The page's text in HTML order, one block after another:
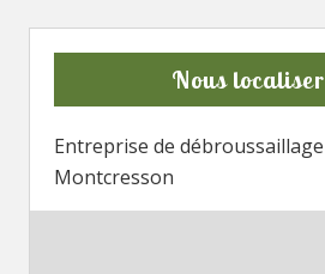
Nous localiser
Entreprise de débroussaillage
Montcresson